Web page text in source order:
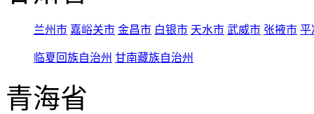
兰州市 嘉峪关市 金昌市 白银市 天水市 武威市 张掖市 平
临夏回族自治州 甘南藏族自治州
青海省